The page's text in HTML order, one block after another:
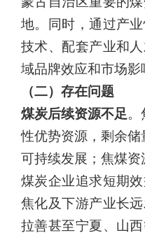
地。同时，通过产
技术、配套产业和
域品牌效应和市场影
（二）存在问题
煤炭后续资源不足。
性优势资源，剩余储
可持续发展；焦煤资
煤炭企业追求短期
焦化及下游产业长
拉善甚至宁夏、山